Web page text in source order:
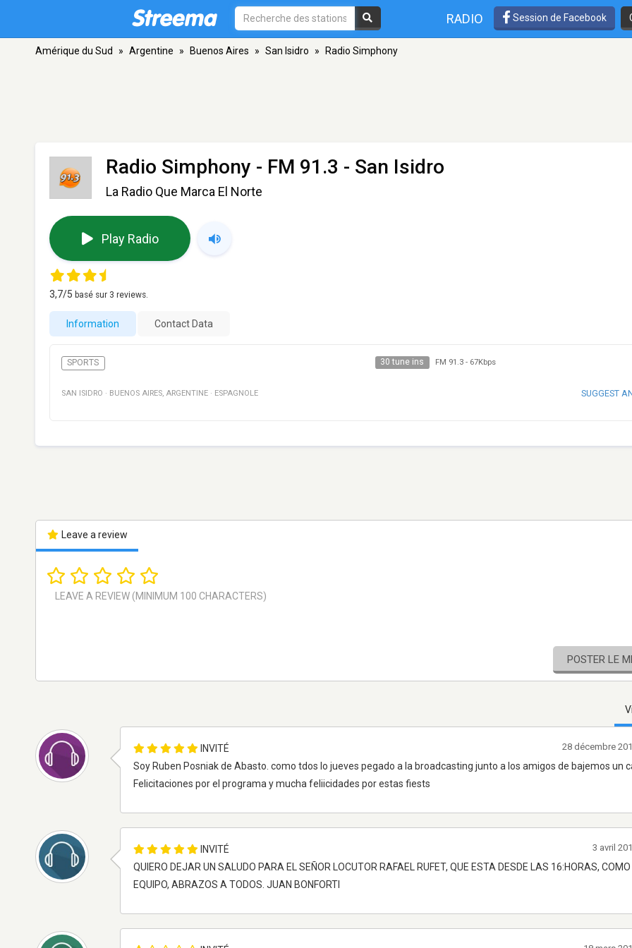
RADIO Session de Facebook
Amérique du Sud » Argentine » Buenos Aires » San Isidro » Radio Simphony
Radio Simphony - FM 91.3 - San Isidro
La Radio Que Marca El Norte
Play Radio
3,7/5 basé sur 3 reviews.
Information Contact Data
SPORTS 30 tune ins FM 91.3- 67Kbps
SAN ISIDRO · BUENOS AIRES, ARGENTINE · ESPAGNOLE SUGGEST
Leave a review
POSTER LE
INVITÉ
Soy Ruben Posniak de Abasto. como tdos lo jueves pegado a la broadcasting junto a los amigos de bajemos un
Felicitaciones por el programa y mucha feliicidades por estas fiests
28 décembre
INVITÉ
QUIERO DEJAR UN SALUDO PARA EL SEÑOR LOCUTOR RAFAEL RUFET, QUE ESTA DESDE LAS 16:HORAS,
EQUIPO, ABRAZOS A TODOS. JUAN BONFORTI
3 avril